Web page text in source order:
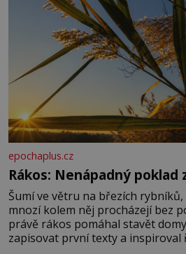
epochaplus.cz
Rákos: Nenápadný poklad
Šumí ve větru na březích
mnozí kolem něj procházejí bez
právě rákos pomáhal stavět
zapisovat první texty a inspiroval